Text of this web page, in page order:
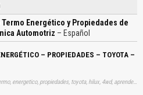
Termo Energético y Propiedades de
Automotriz – Español
– PROPIEDADES – TOYOTA –
Tags: manual, manuales, manualitos, calculo, termo, energetico, propiedades, toyota, hilux, 4wd, aprender, descargas